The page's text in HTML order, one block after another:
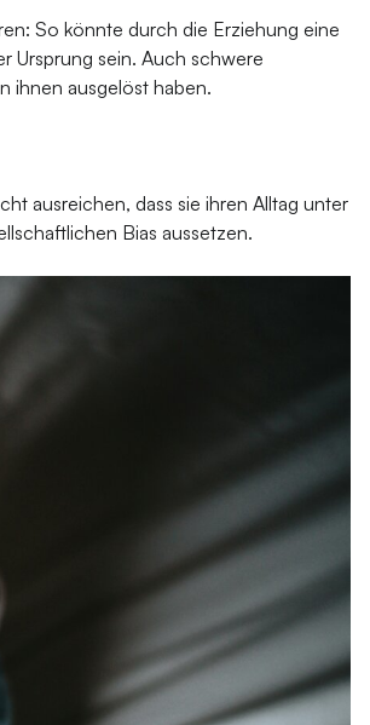
So könnte durch die Erziehung eine
Ursprung sein. Auch schwere
ihnen ausgelöst haben.
ausreichen, dass sie ihren Alltag unter
Bias aussetzen.